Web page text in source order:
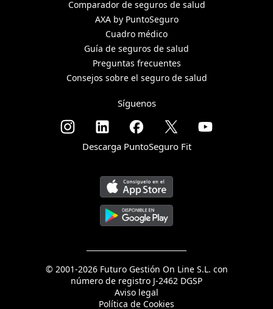
Comparador de seguros de salud
AXA by PuntoSeguro
Cuadro médico
Guía de seguros de salud
Preguntas frecuentes
Consejos sobre el seguro de salud
Síguenos
Descarga PuntoSeguro Fit
© 2001-2026 Futuro Gestión On Line S.L. con
número de registro J-2462 DGSP
Aviso legal
Política de Cookies